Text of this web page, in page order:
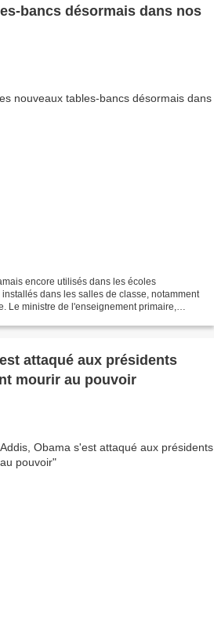
bancs désormais dans nos
encore utilisés dans les écoles
dans les salles de classe, notamment
Le ministre de l'enseignement primaire,
attaqué aux présidents
mourir au pouvoir